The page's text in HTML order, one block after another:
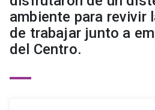
ambiente para revivir
de trabajar junto a
del Centro.